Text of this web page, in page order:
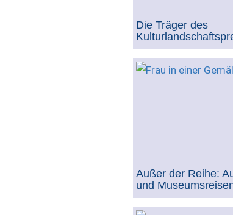
Die Träger des
Außer der Reihe:
und